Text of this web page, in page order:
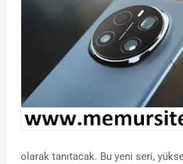
olarak tanıtacak. Bu yeni seri,